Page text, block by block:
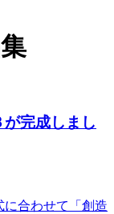
完成しまし
合わせて「創造